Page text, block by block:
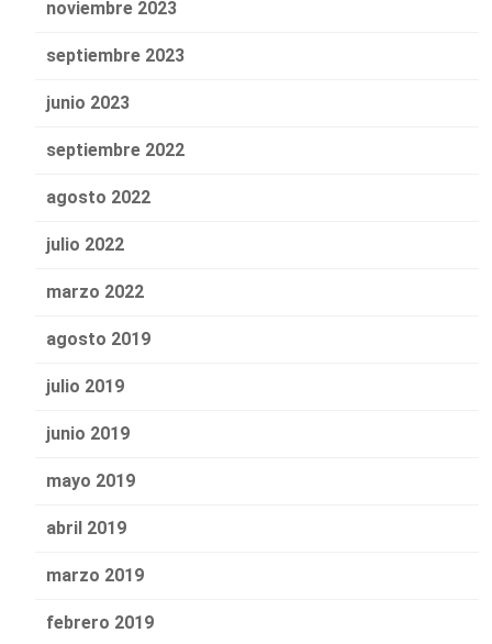
noviembre 2023
septiembre 2023
junio 2023
septiembre 2022
agosto 2022
julio 2022
marzo 2022
agosto 2019
julio 2019
junio 2019
mayo 2019
abril 2019
marzo 2019
febrero 2019